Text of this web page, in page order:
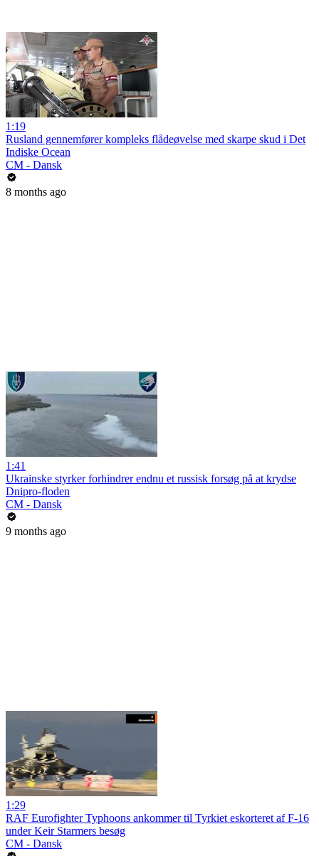
1:19
Rusland gennemfører kompleks flådeøvelse med skarpe skud i Det
Indiske Ocean
CM - Dansk
8 months ago
1:41
Ukrainske styrker forhindrer endnu et russisk forsøg på at krydse
Dnipro-floden
CM - Dansk
9 months ago
1:29
RAF Eurofighter Typhoons ankommer til Tyrkiet eskorteret af F-16
under Keir Starmers besøg
CM - Dansk